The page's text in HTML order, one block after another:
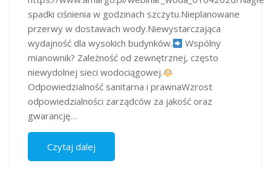
spadki ciśnienia w godzinach szczytu.Nieplanowane
przerwy w dostawach wody.Niewystarczająca
wydajność dla wysokich budynków.
Wspólny
mianownik? Zależność od zewnętrznej, często
niewydolnej sieci wodociągowej.
Odpowiedzialność sanitarna i prawnaWzrost
odpowiedzialności zarządców za jakość oraz
gwarancję…
Czytaj dalej